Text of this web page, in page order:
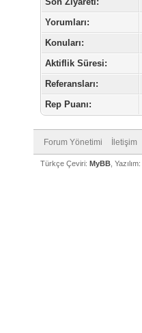
Yorumları:
Konuları:
Aktiflik Süresi:
Referansları:
Rep Puanı:
Forum Yönetimi İletişim
Türkçe Çeviri: MyBB , Yazılım: